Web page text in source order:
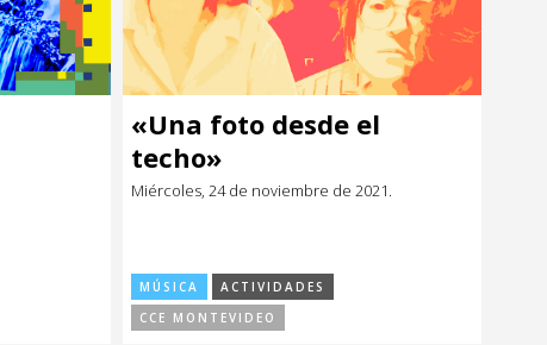
«Una foto desde el
techo»
Miércoles, 24 de noviembre de 2021.
MÚSICA
ACTIVIDADES
CCE MONTEVIDEO